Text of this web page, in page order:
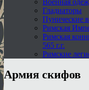
Военная
Гладиаторы
Пунические
Римская
Римская
565 г.г.
Римские
Армия скифов